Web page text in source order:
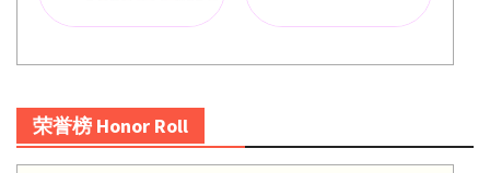
荣誉榜 Honor Roll